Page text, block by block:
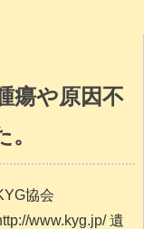
瘍や原因不
協会
www.kyg.jp/ 遺